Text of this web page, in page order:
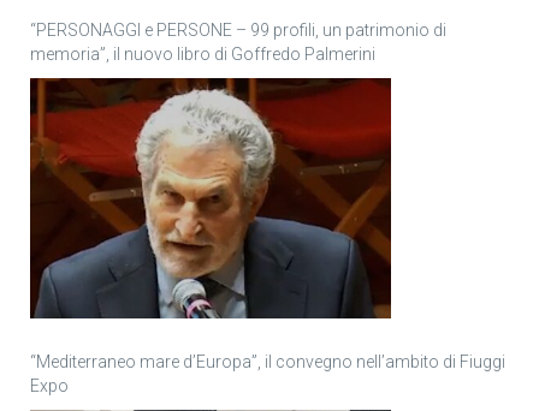
“PERSONAGGI e PERSONE – 99 profili, un patrimonio di
memoria”, il nuovo libro di Goffredo Palmerini
“Mediterraneo mare d’Europa”, il convegno nell’ambito di Fiuggi
Expo